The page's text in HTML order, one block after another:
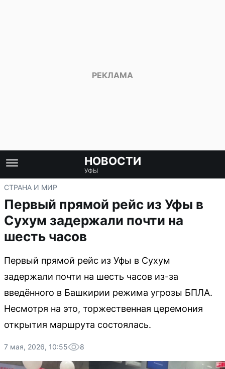
НОВОСТИ
УФЫ
СТРАНА И МИР
Первый прямой рейс из Уфы в
Сухум задержали почти на
шесть часов
Первый прямой рейс из Уфы в Сухум
задержали почти на шесть часов из-за
введённого в Башкирии режима угрозы БПЛА.
Несмотря на это, торжественная церемония
открытия маршрута состоялась.
7 мая, 2026, 10:55 8